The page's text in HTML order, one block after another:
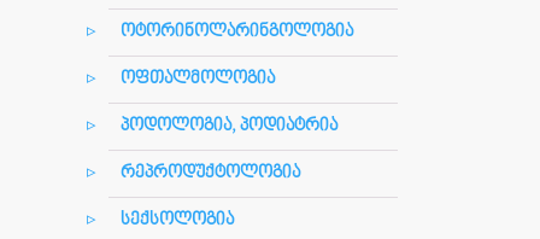
ოტორინოლარინგოლოგია
ოფთალმოლოგია
პოდოლოგია, პოდიატრია
რეპროდუქტოლოგია
სექსოლოგია